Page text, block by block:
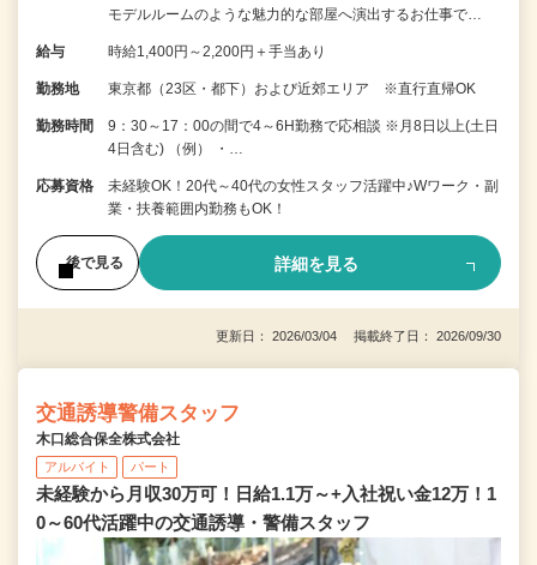
モデルルームのような魅力的な部屋へ演出するお仕事で…
給与 時給1,400円～2,200円＋手当あり
勤務地 東京都（23区・都下）および近郊エリア ※直行直帰OK
勤務時間
9：30～17：00の間で4～6H勤務で応相談 ※月8日以上(土日
4日含む) （例） ・…
応募資格
未経験OK！20代～40代の女性スタッフ活躍中♪Wワーク・副
業・扶養範囲内勤務もOK！
後で見る 詳細を見る
更新日： 2026/03/04 掲載終了日： 2026/09/30
交通誘導警備スタッフ
木口総合保全株式会社
アルバイト パート
未経験から月収30万可！日給1.1万～+入社祝い金12万！1
0～60代活躍中の交通誘導・警備スタッフ